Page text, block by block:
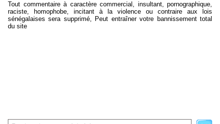
Tout commentaire à caractère commercial, insultant, pornographique,
raciste, homophobe, incitant à la violence ou contraire aux lois
sénégalaises sera supprimé, Peut entraîner votre bannissement total
du site